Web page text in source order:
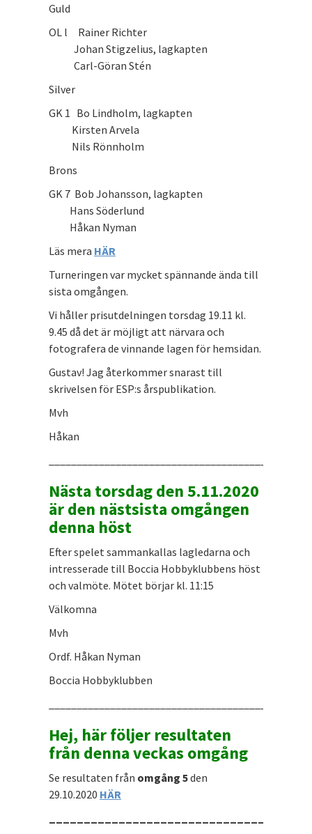
Guld
OL l Rainer Richter
Johan Stigzelius, lagkapten
Carl-Göran Stén
Silver
GK 1 Bo Lindholm, lagkapten
Kirsten Arvela
Nils Rönnholm
Brons
GK 7 Bob Johansson, lagkapten
Hans Söderlund
Håkan Nyman
Läs mera HÄR
Turneringen var mycket spännande ända till
sista omgången.
Vi håller prisutdelningen torsdag 19.11 kl.
9.45 då det är möjligt att närvara och
fotografera de vinnande lagen för hemsidan.
Gustav! Jag återkommer snarast till
skrivelsen för ESP:s årspublikation.
Mvh
Håkan
Nästa torsdag den 5.11.2020
är den nästsista omgången
denna höst
Efter spelet sammankallas lagledarna och
intresserade till Boccia Hobbyklubbens höst
och valmöte. Mötet börjar kl. 11:15
Välkomna
Mvh
Ordf. Håkan Nyman
Boccia Hobbyklubben
Hej, här följer resultaten
från denna veckas omgång
Se resultaten från omgång 5den
29.10.2020 HÄR